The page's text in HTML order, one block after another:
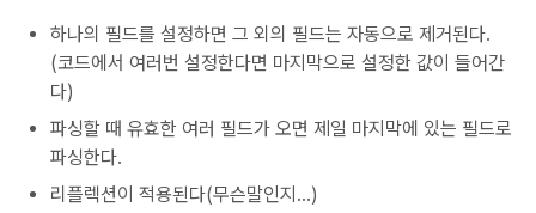
하나의 필드를 설정하면 그 외의 필드는 자동으로 제거된다.
(코드에서 여러번 설정한다면 마지막으로 설정한 값이 들어간
다)
파싱할 때 유효한 여러 필드가 오면 제일 마지막에 있는 필드로
파싱한다.
리플렉션이 적용된다(무슨말인지...)